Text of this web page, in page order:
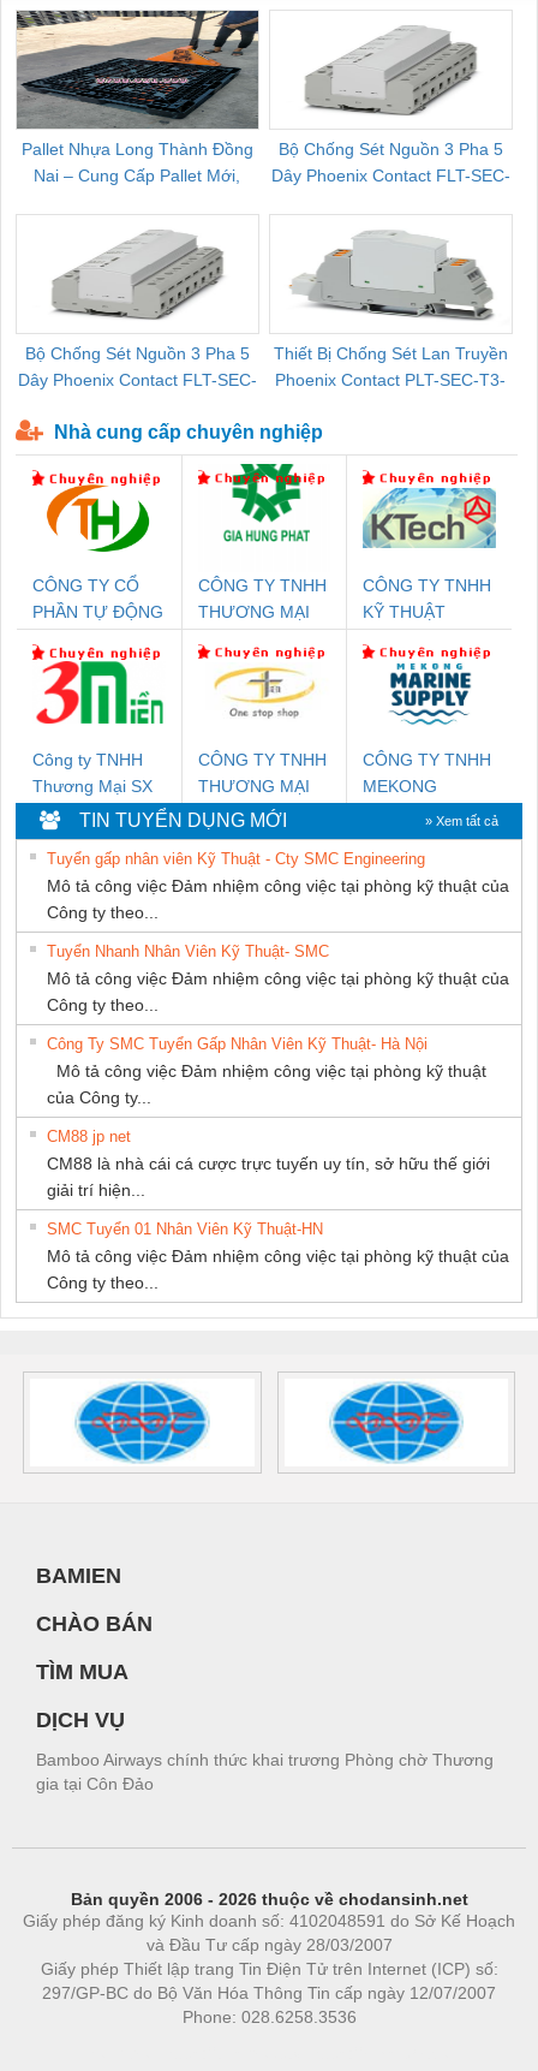
Pallet Nhựa Long Thành Đồng
Nai – Cung Cấp Pallet Mới,
Bộ Chống Sét Nguồn 3 Pha 5
Dây Phoenix Contact FLT-SEC-
Bộ Chống Sét Nguồn 3 Pha 5
Dây Phoenix Contact FLT-SEC-
Thiết Bị Chống Sét Lan Truyền
Phoenix Contact PLT-SEC-T3-
Nhà cung cấp chuyên nghiệp
CÔNG TY CỔ
PHẦN TỰ ĐỘNG
CÔNG TY TNHH
THƯƠNG MẠI
THUẬT ĐIỆN CƠ
GIA HƯNG
PHÁT
CÔNG TY TNHH
KỸ THUẬT
NAM
Công ty TNHH
Thương Mại SX
Ba Miền
CÔNG TY TNHH
THƯƠNG MẠI
THIÊN ÂN VIỆT
NAM
CÔNG TY TNHH
MEKONG
SUPPLY
TIN TUYỂN DỤNG MỚI » Xem tất cả
Tuyển gấp nhân viên Kỹ Thuật - Cty SMC Engineering
Mô tả công việc Đảm nhiệm công việc tại phòng kỹ thuật của
Công ty theo...
Tuyển Nhanh Nhân Viên Kỹ Thuật- SMC
Mô tả công việc Đảm nhiệm công việc tại phòng kỹ thuật của
Công ty theo...
Công Ty SMC Tuyển Gấp Nhân Viên Kỹ Thuật- Hà Nội
Mô tả công việc Đảm nhiệm công việc tại phòng kỹ thuật
của Công ty...
CM88 jp net
CM88 là nhà cái cá cược trực tuyến uy tín, sở hữu thế giới
giải trí hiện...
SMC Tuyển 01 Nhân Viên Kỹ Thuật-HN
Mô tả công việc Đảm nhiệm công việc tại phòng kỹ thuật của
Công ty theo...
BAMIEN
CHÀO BÁN
TÌM MUA
DỊCH VỤ
Bamboo Airways chính thức khai trương Phòng chờ Thương
gia tại Côn Đảo
Bản quyền 2006 - 2026 thuộc về chodansinh.net
Giấy phép đăng ký Kinh doanh số: 4102048591 do Sở Kế Hoạch
và Đầu Tư cấp ngày 28/03/2007
Giấy phép Thiết lập trang Tin Điện Tử trên Internet (ICP) số:
297/GP-BC do Bộ Văn Hóa Thông Tin cấp ngày 12/07/2007
Phone: 028.6258.3536